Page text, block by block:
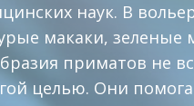
наук. В
макаки,
приматов не
целью. Они